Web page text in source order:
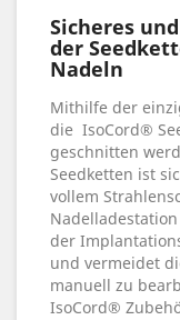
Sicheres
der
Nadeln
Mithilfe der
die IsoCord®
geschnitten
Seedketten ist
vollem
der
und vermeidet
manuell zu
IsoCord®